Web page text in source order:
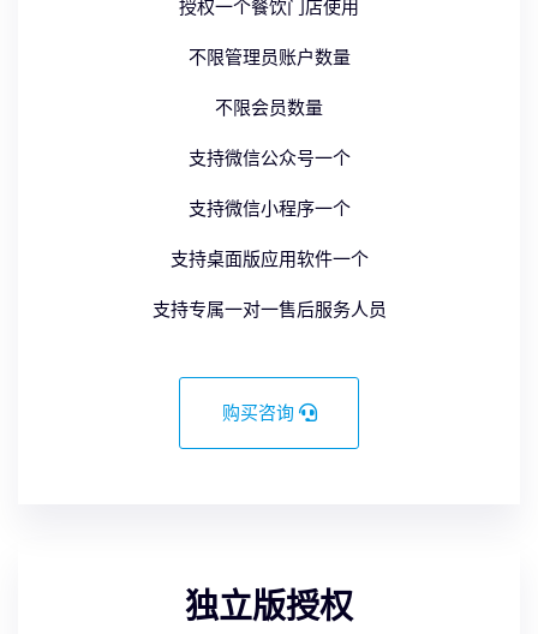
授权一个餐饮门店使用
不限管理员账户数量
不限会员数量
支持微信公众号一个
支持微信小程序一个
支持桌面版应用软件一个
支持专属一对一售后服务人员
购买咨询
独立版授权